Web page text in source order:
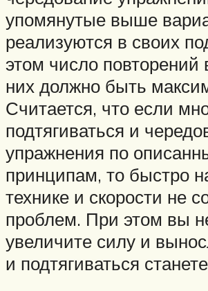
упомянутые выше
реализуются в своих
этом число повторений
них должно быть
Считается, что если
подтягиваться и
упражнения по
принципам, то быстро
технике и скорости не
проблем. При этом вы
увеличите силу и
и подтягиваться